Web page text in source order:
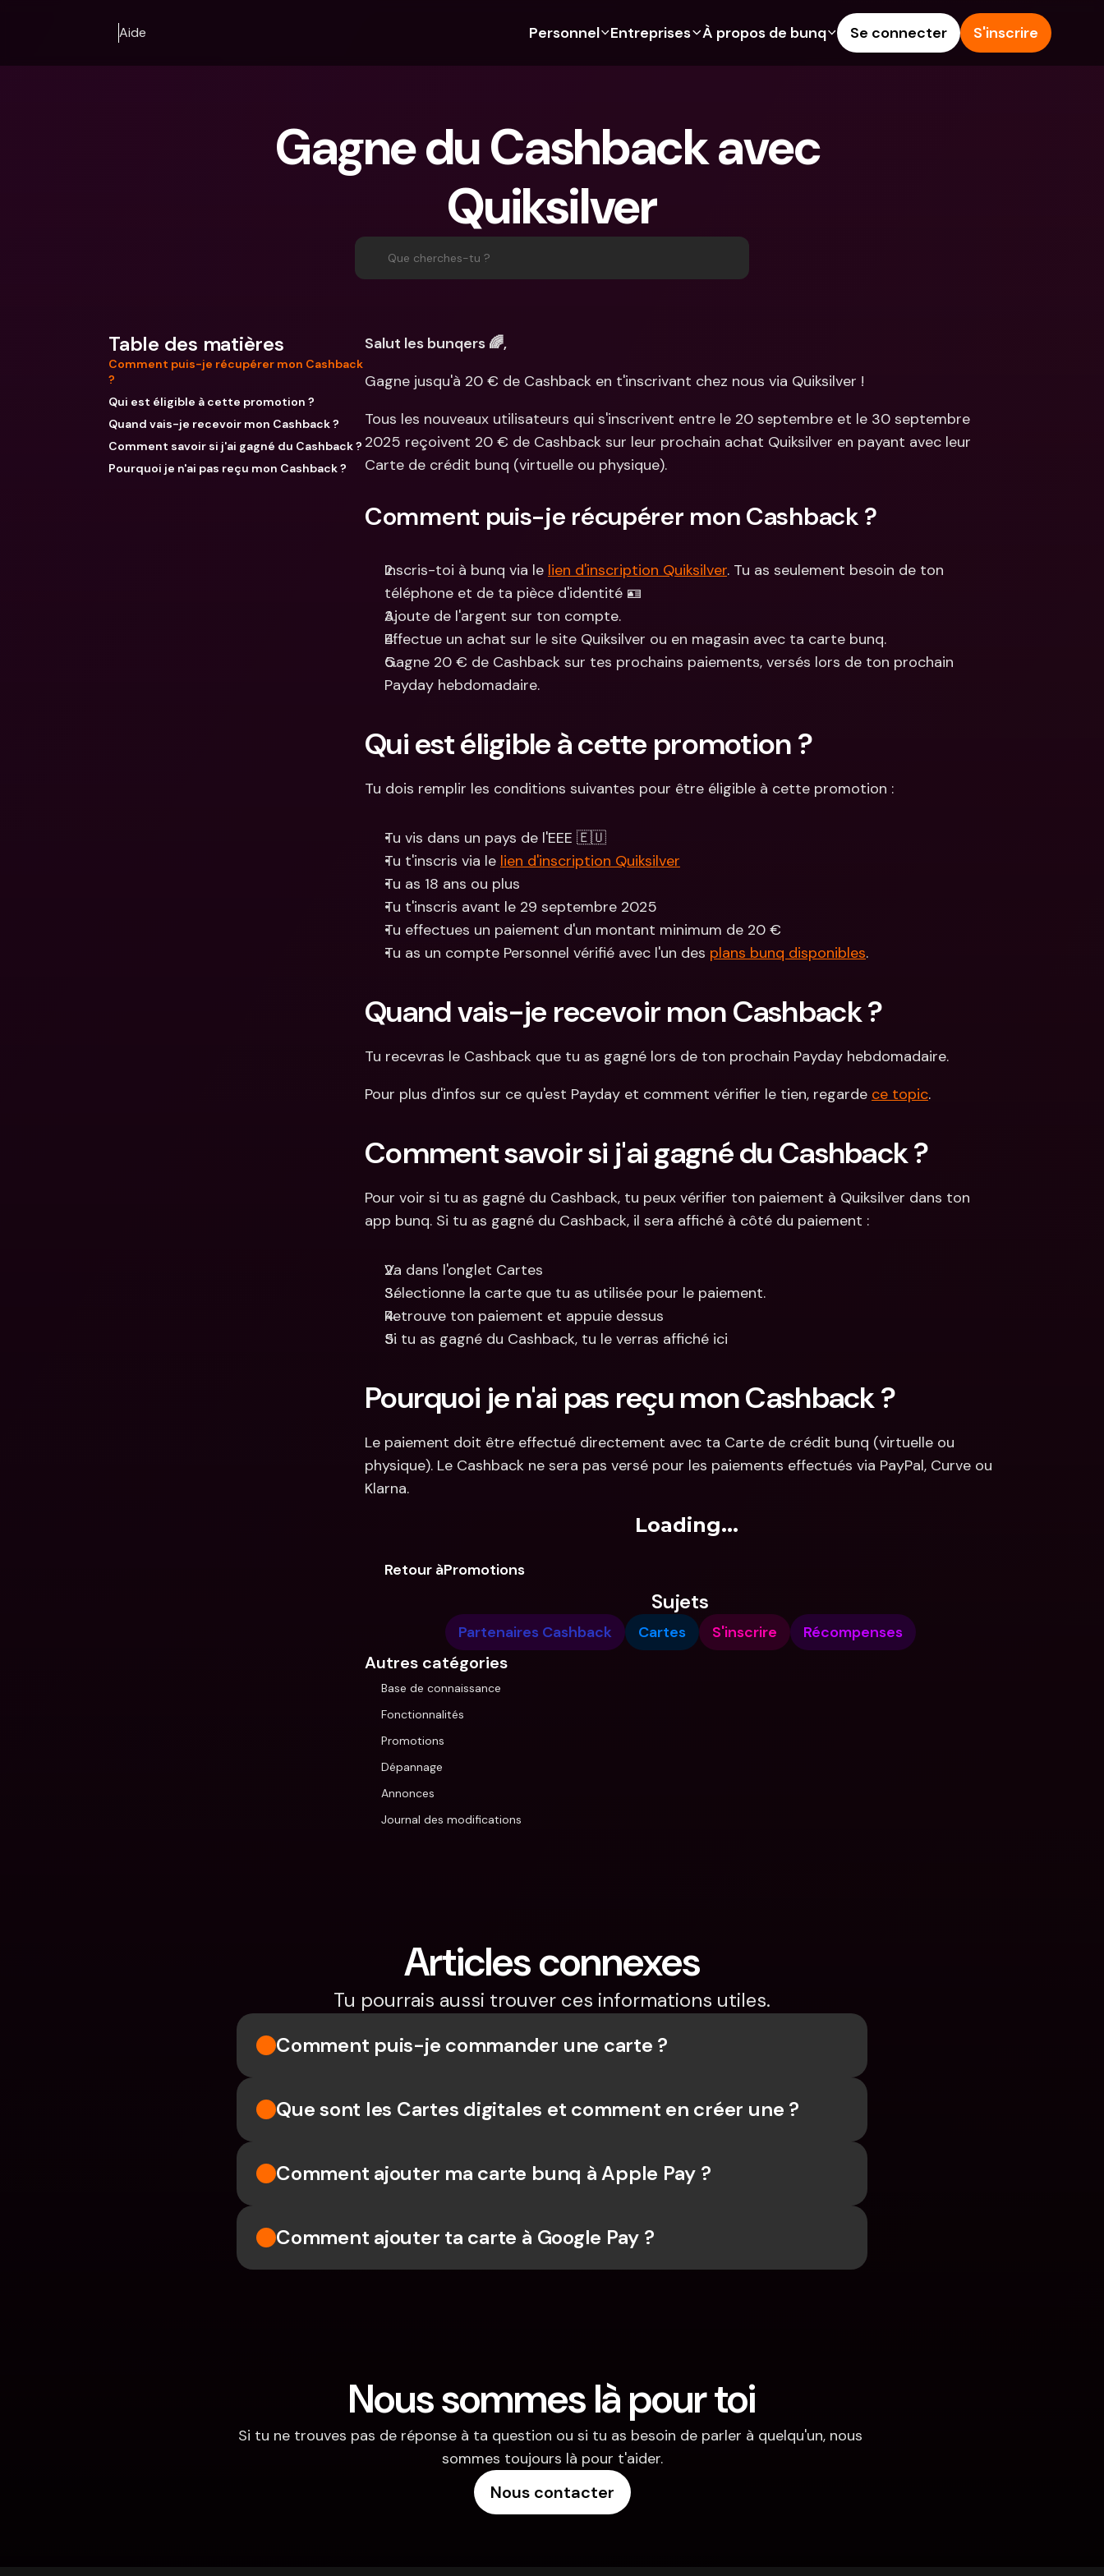
Aide Personnel
Pour les expats
Pour les couples
Pour les parents
Abonnements
bancaires
bunq Free
bunq Elite
Cartes de crédit
Crypto
Comptes communs
Paiements
Comptes bancaires
étrangères
Entreprises
Pour les freelances
Pour les PME
Abonnements
bancaires
bunq Free
Comparer les abonnements
Cartes de crédit
Devises étrangères & IBANs
Intégrations
internationaux & devises
étrangères
À propos de bunq
Durabilité
Presse
Blog
Signaler un problème
Se connecter S'inscrire
Gagne du Cashback avec
Quiksilver
Que cherches-tu ?
Table des matières
Comment puis-je récupérer mon Cashback
?
Qui est éligible à cette promotion ?
Quand vais-je recevoir mon Cashback ?
Comment savoir si j'ai gagné du Cashback ?
Pourquoi je n'ai pas reçu mon Cashback ?
Salut les bunqers 🌈,
Gagne jusqu'à 20 € de Cashback en t'inscrivant chez nous via Quiksilver !
Tous les nouveaux utilisateurs qui s'inscrivent entre le 20 septembre et le 30 septembre
2025 reçoivent 20 € de Cashback sur leur prochain achat Quiksilver en payant avec leur
Carte de crédit bunq (virtuelle ou physique).
Comment puis-je récupérer mon Cashback ?
Inscris-toi à bunq via le lien d'inscription Quiksilver. Tu as seulement besoin de ton
téléphone et de ta pièce d'identité 🪪
Ajoute de l'argent sur ton compte.
Effectue un achat sur le site Quiksilver ou en magasin avec ta carte bunq.
Gagne 20 € de Cashback sur tes prochains paiements, versés lors de ton prochain
Payday hebdomadaire.
Qui est éligible à cette promotion ?
Tu dois remplir les conditions suivantes pour être éligible à cette promotion :
Tu vis dans un pays de l'EEE 🇪🇺
Tu t'inscris via le lien d'inscription Quiksilver
Tu as 18 ans ou plus
Tu t'inscris avant le 29 septembre 2025
Tu effectues un paiement d'un montant minimum de 20 €
Tu as un compte Personnel vérifié avec l'un des plans bunq disponibles.
Quand vais-je recevoir mon Cashback ?
Tu recevras le Cashback que tu as gagné lors de ton prochain Payday hebdomadaire.
Pour plus d'infos sur ce qu'est Payday et comment vérifier le tien, regarde ce topic.
Comment savoir si j'ai gagné du Cashback ?
Pour voir si tu as gagné du Cashback, tu peux vérifier ton paiement à Quiksilver dans ton
app bunq. Si tu as gagné du Cashback, il sera affiché à côté du paiement :
Va dans l'onglet Cartes
Sélectionne la carte que tu as utilisée pour le paiement.
Retrouve ton paiement et appuie dessus
Si tu as gagné du Cashback, tu le verras affiché ici
Pourquoi je n'ai pas reçu mon Cashback ?
Le paiement doit être effectué directement avec ta Carte de crédit bunq (virtuelle ou
physique). Le Cashback ne sera pas versé pour les paiements effectués via PayPal, Curve ou
Klarna.
Loading...
Retour àPromotions
Sujets
Partenaires Cashback Cartes S'inscrire Récompenses
Autres catégories
Base de connaissance
Fonctionnalités
Promotions
Dépannage
Annonces
Journal des modifications
Articles connexes
Tu pourrais aussi trouver ces informations utiles.
Comment puis-je commander une carte ?
Que sont les Cartes digitales et comment en créer une ?
Comment ajouter ma carte bunq à Apple Pay ?
Comment ajouter ta carte à Google Pay ?
Nous sommes là pour toi
Si tu ne trouves pas de réponse à ta question ou si tu as besoin de parler à quelqu'un, nous
sommes toujours là pour t'aider.
Nous contacter